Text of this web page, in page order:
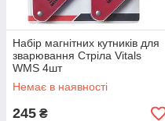
Набір магнітних кутників для
зварювання Стріла Vitals
WMS 4шт
Немає в наявності
245 ₴